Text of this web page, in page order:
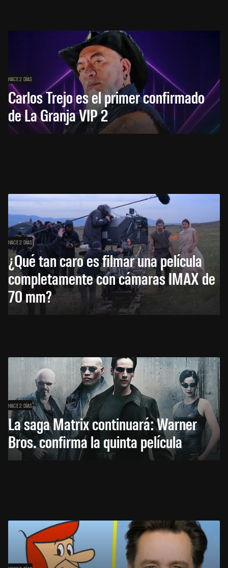
HACE 2 DÍAS
Carlos Trejo es el primer confirmado
de La Granja VIP 2
HACE 2 DÍAS
¿Qué tan caro es filmar una película
completamente con cámaras IMAX de
70 mm?
HACE 2 DÍAS
La saga Matrix continuará: Warner
Bros. confirma la quinta película